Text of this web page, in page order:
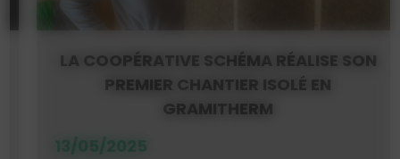
LA COOPÉRATIVE SCHÉMA RÉALISE SON
PREMIER CHANTIER ISOLÉ EN
GRAMITHERM
13/05/2025